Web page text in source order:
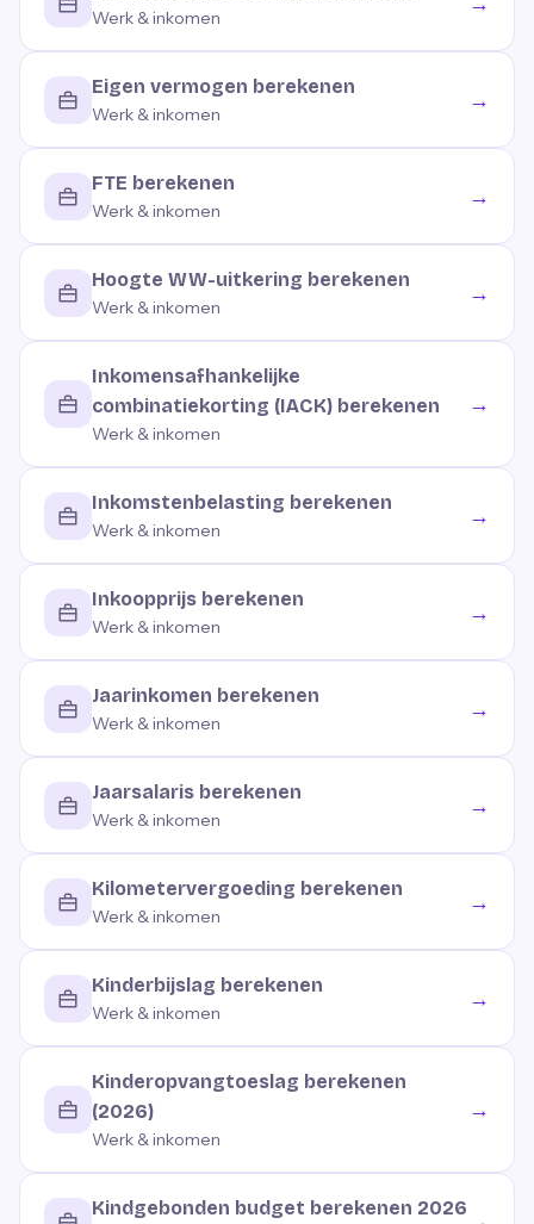
Werk & inkomen
Eigen vermogen berekenen
Werk & inkomen
→
FTE berekenen
Werk & inkomen
→
Hoogte WW-uitkering berekenen
Werk & inkomen
→
Inkomensafhankelijke
combinatiekorting (IACK) berekenen
Werk & inkomen
→
Inkomstenbelasting berekenen
Werk & inkomen
→
Inkoopprijs berekenen
Werk & inkomen
→
Jaarinkomen berekenen
Werk & inkomen
→
Jaarsalaris berekenen
Werk & inkomen
→
Kilometervergoeding berekenen
Werk & inkomen
→
Kinderbijslag berekenen
Werk & inkomen
→
Kinderopvangtoeslag berekenen
(2026)
Werk & inkomen
→
Kindgebonden budget berekenen 2026